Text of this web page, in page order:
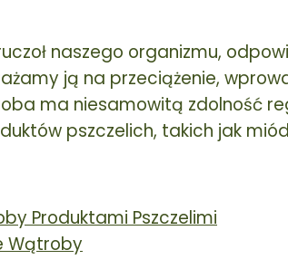
naszego organizmu,
ją na przeciążenie,
ma niesamowitą zdolność
pszczelich, takich jak
Produktami Pszczelimi
Wątroby